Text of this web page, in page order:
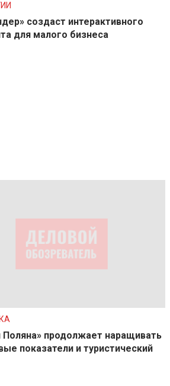
создаст интерактивного
для малого бизнеса
Поляна» продолжает наращивать
показатели и туристический